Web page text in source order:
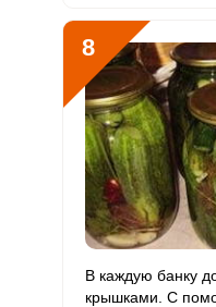
8
В каждую банку
крышками. С